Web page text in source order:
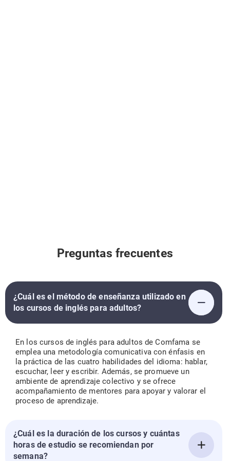
Preguntas frecuentes
¿Cuál es el método de enseñanza utilizado en
los cursos de inglés para adultos?
En los cursos de inglés para adultos de Comfama se
emplea una metodología comunicativa con énfasis en
la práctica de las cuatro habilidades del idioma: hablar,
escuchar, leer y escribir. Además, se promueve un
ambiente de aprendizaje colectivo y se ofrece
acompañamiento de mentores para apoyar y valorar el
proceso de aprendizaje.
¿Cuál es la duración de los cursos y cuántas
horas de estudio se recomiendan por
semana?